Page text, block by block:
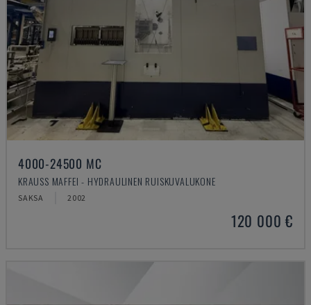
4000-24500 MC
KRAUSS MAFFEI - HYDRAULINEN RUISKUVALUKONE
SAKSA 2002
120 000 €